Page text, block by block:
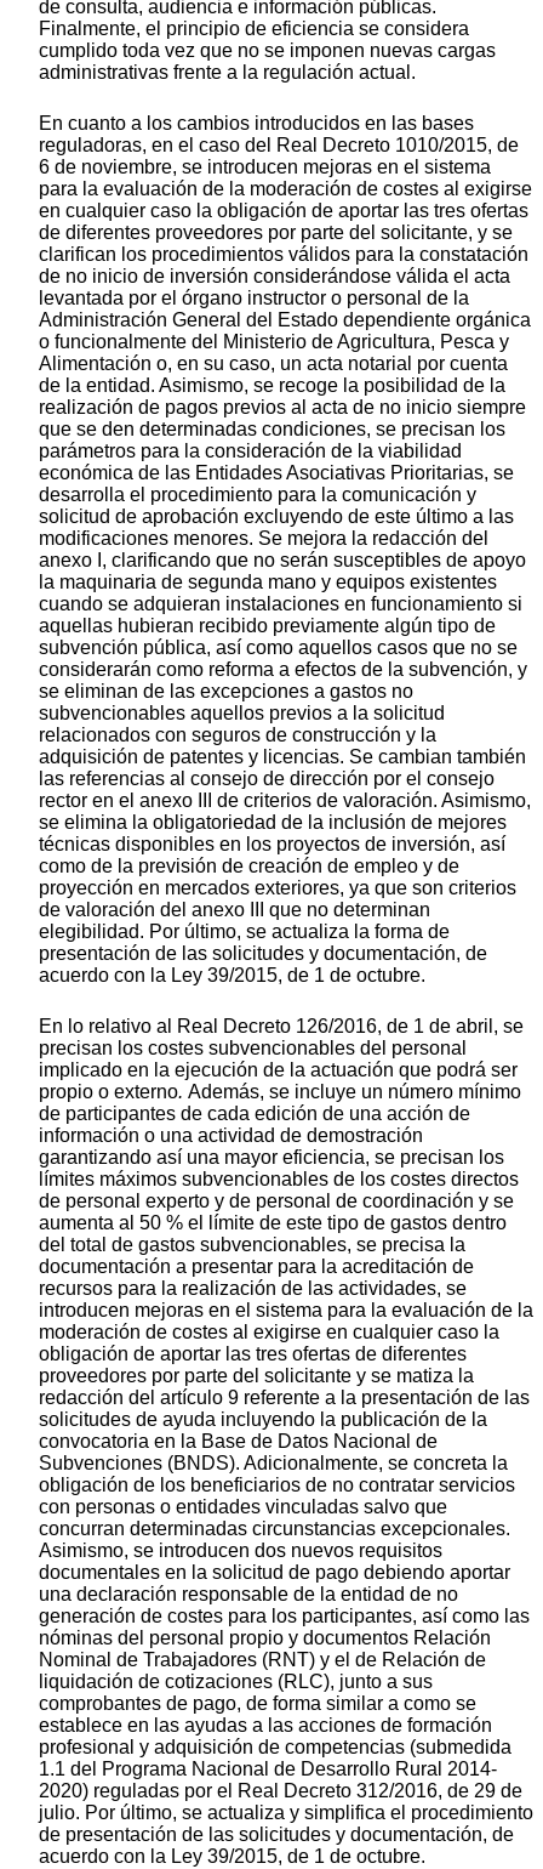
de consulta, audiencia e información públicas.
Finalmente, el principio de eficiencia se considera
cumplido toda vez que no se imponen nuevas cargas
administrativas frente a la regulación actual.
En cuanto a los cambios introducidos en las bases
reguladoras, en el caso del Real Decreto 1010/2015, de
6 de noviembre, se introducen mejoras en el sistema
para la evaluación de la moderación de costes al exigirse
en cualquier caso la obligación de aportar las tres ofertas
de diferentes proveedores por parte del solicitante, y se
clarifican los procedimientos válidos para la constatación
de no inicio de inversión considerándose válida el acta
levantada por el órgano instructor o personal de la
Administración General del Estado dependiente orgánica
o funcionalmente del Ministerio de Agricultura, Pesca y
Alimentación o, en su caso, un acta notarial por cuenta
de la entidad. Asimismo, se recoge la posibilidad de la
realización de pagos previos al acta de no inicio siempre
que se den determinadas condiciones, se precisan los
parámetros para la consideración de la viabilidad
económica de las Entidades Asociativas Prioritarias, se
desarrolla el procedimiento para la comunicación y
solicitud de aprobación excluyendo de este último a las
modificaciones menores. Se mejora la redacción del
anexo I, clarificando que no serán susceptibles de apoyo
la maquinaria de segunda mano y equipos existentes
cuando se adquieran instalaciones en funcionamiento si
aquellas hubieran recibido previamente algún tipo de
subvención pública, así como aquellos casos que no se
considerarán como reforma a efectos de la subvención, y
se eliminan de las excepciones a gastos no
subvencionables aquellos previos a la solicitud
relacionados con seguros de construcción y la
adquisición de patentes y licencias. Se cambian también
las referencias al consejo de dirección por el consejo
rector en el anexo III de criterios de valoración. Asimismo,
se elimina la obligatoriedad de la inclusión de mejores
técnicas disponibles en los proyectos de inversión, así
como de la previsión de creación de empleo y de
proyección en mercados exteriores, ya que son criterios
de valoración del anexo III que no determinan
elegibilidad. Por último, se actualiza la forma de
presentación de las solicitudes y documentación, de
acuerdo con la Ley 39/2015, de 1 de octubre.
En lo relativo al Real Decreto 126/2016, de 1 de abril, se
precisan los costes subvencionables del personal
implicado en la ejecución de la actuación que podrá ser
propio o externo. Además, se incluye un número mínimo
de participantes de cada edición de una acción de
información o una actividad de demostración
garantizando así una mayor eficiencia, se precisan los
límites máximos subvencionables de los costes directos
de personal experto y de personal de coordinación y se
aumenta al 50 % el límite de este tipo de gastos dentro
del total de gastos subvencionables, se precisa la
documentación a presentar para la acreditación de
recursos para la realización de las actividades, se
introducen mejoras en el sistema para la evaluación de la
moderación de costes al exigirse en cualquier caso la
obligación de aportar las tres ofertas de diferentes
proveedores por parte del solicitante y se matiza la
redacción del artículo 9 referente a la presentación de las
solicitudes de ayuda incluyendo la publicación de la
convocatoria en la Base de Datos Nacional de
Subvenciones (BNDS). Adicionalmente, se concreta la
obligación de los beneficiarios de no contratar servicios
con personas o entidades vinculadas salvo que
concurran determinadas circunstancias excepcionales.
Asimismo, se introducen dos nuevos requisitos
documentales en la solicitud de pago debiendo aportar
una declaración responsable de la entidad de no
generación de costes para los participantes, así como las
nóminas del personal propio y documentos Relación
Nominal de Trabajadores (RNT) y el de Relación de
liquidación de cotizaciones (RLC), junto a sus
comprobantes de pago, de forma similar a como se
establece en las ayudas a las acciones de formación
profesional y adquisición de competencias (submedida
1.1 del Programa Nacional de Desarrollo Rural 2014-
2020) reguladas por el Real Decreto 312/2016, de 29 de
julio. Por último, se actualiza y simplifica el procedimiento
de presentación de las solicitudes y documentación, de
acuerdo con la Ley 39/2015, de 1 de octubre.